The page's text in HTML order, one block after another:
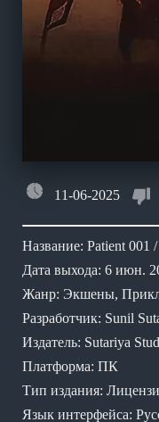
11-06-2025
Название: Patient 001
Дата выхода: 6 июн.
Жанр: Экшены,
Разработчик: Sunil
Издатель: Sutariya
Платформа: ПК
Тип издания:
Язык интерфейса: